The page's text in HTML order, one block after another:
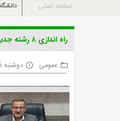
صفحه اصلی
راه اندازی ۸ رشته جدید تحصیلی در دانشگاه علوم پزشکی شهرکرد
folder_open عمومی access_time دوشنبه 26 تیر 1402 ساعت 6:46